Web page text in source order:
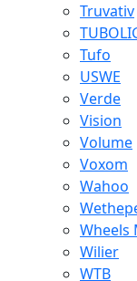
Truvativ
Tufo
USWE
Verde
Vision
Volume
Voxom
Wahoo
Wheels
Wilier
WTB